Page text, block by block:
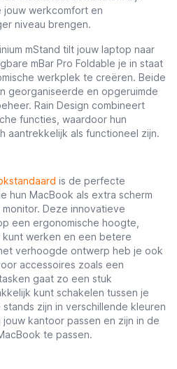
werkcomfort en
niveau brengen.
mStand tilt jouw laptop naar
mBar Pro Foldable je in staat
werkplek te creëren. Beide
georganiseerde en opgeruimde
Rain Design combineert
functies, waardoor hun
aantrekkelijk als functioneel zijn.
is de perfecte
hun MacBook als extra scherm
Deze innovatieve
een ergonomische hoogte,
werken en een betere
verhoogde ontwerp heb je ook
accessoires zoals een
gaat zo een stuk
kunt schakelen tussen je
zijn in verschillende kleuren
kantoor passen en zijn in de
te passen.